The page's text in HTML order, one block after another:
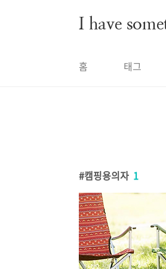
I have
홈 태그
캠핑용의자 1